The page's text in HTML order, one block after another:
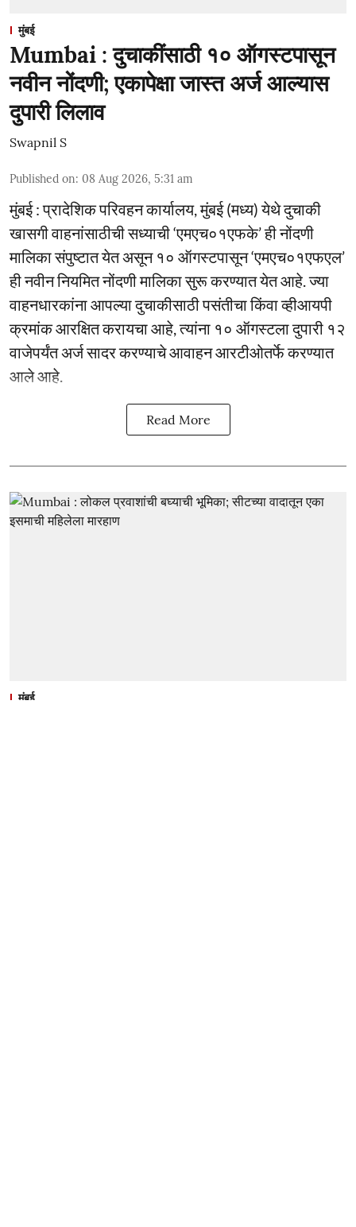
मुंबई
Mumbai : दुचाकींसाठी १० ऑगस्टपासून
नवीन नोंदणी; एकापेक्षा जास्त अर्ज आल्यास
दुपारी लिलाव
Swapnil S
Published on: 08 Aug 2026, 5:31 am
मुंबई : प्रादेशिक परिवहन कार्यालय, मुंबई (मध्य) येथे दुचाकी
खासगी वाहनांसाठीची सध्याची ‘एमएच०१एफके’ ही नोंदणी
मालिका संपुष्टात येत असून १० ऑगस्टपासून ‘एमएच०१एफएल’
ही नवीन नियमित नोंदणी मालिका सुरू करण्यात येत आहे. ज्या
वाहनधारकांना आपल्या दुचाकीसाठी पसंतीचा किंवा व्हीआयपी
क्रमांक आरक्षित करायचा आहे, त्यांना १० ऑगस्टला दुपारी १२
वाजेपर्यंत अर्ज सादर करण्याचे आवाहन आरटीओतर्फे करण्यात
आले आहे.
Read More
मुंबई